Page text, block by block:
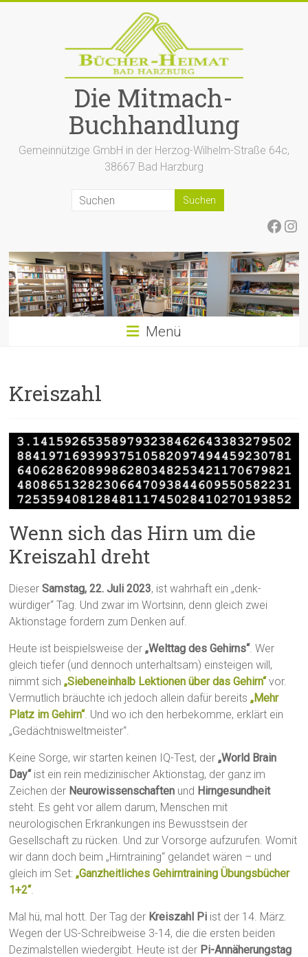
Die Mitmach-
Buchhandlung
Gemeinnützige GmbH in der Herzog-Wilhelm-Straße 64c,
38667 Bad Harzburg
Menü
Kreiszahl
Wenn sich das Hirn um die
Kreiszahl dreht
DieserSamstag, 22. Juli 2023, ist wahrhaft ein „denk-
würdiger“ Tag. Und zwar im Wortsinn, denn gleich zwei
Aktionstage fordern zum Denken auf.
Heute ist beispielsweise der„Welttag des Gehirns“. Wer
gleich tiefer (und dennoch unterhaltsam) einsteigen will,
nimmt sich„Siebeneinhalb Lektionen über das Gehirn“vor.
Vermutlich bräuchte ich jedoch allein dafür bereits„Mehr
Platz im Gehirn“. Und wo ich den herbekomme, erklärt ein
„Gedächtnisweltmeister“.
Keine Sorge, wir starten keinen IQ-Test, der„World Brain
Day“ist ein rein medizinischer Aktionstag, der ganz im
Zeichen der Neurowissenschaften und Hirngesundheit
steht. Es geht vor allem darum, Menschen mit
neurologischen Erkrankungen ins Bewusstsein der
Gesellschaft zu rücken. Und zur Vorsorge aufzurufen. Womit
wir dann doch beim „Hirntraining“ gelandet wären – und
gleich im Set:„Ganzheitliches Gehirntraining Übungsbücher
1+2“.
Mal hü, mal hott. Der Tag der Kreiszahl Pi ist der 14. März.
Wegen der US-Schreibweise 3-14, die die ersten beiden
Dezimalstellen wiedergibt. Heute ist der Pi-Annäherungstag